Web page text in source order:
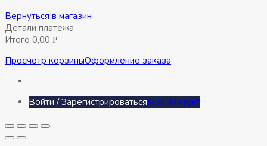
Вернуться в магазин
Детали платежа
Итого 0,00 Р
Просмотр корзиныОформление заказа
Войти / ЗарегистрироватьсяМой аккаунт